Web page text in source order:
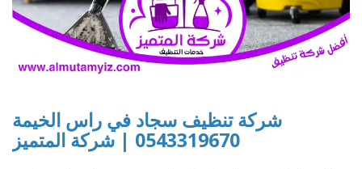
شركة تنظيف سجاد في راس الخيمة
0543319670 | شركة المتميز